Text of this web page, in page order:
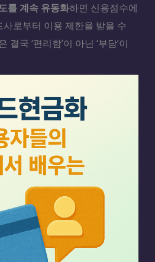
를 계속 유동화하면 신용점수에
로부터 이용 제한을 받을 수
국 ‘편리함’이 아닌 ‘부담’이